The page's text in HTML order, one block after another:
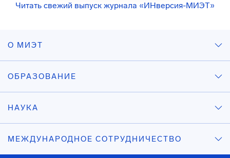
Читать свежий выпуск журнала «ИНверсия-МИЭТ»
О МИЭТ
ОБРАЗОВАНИЕ
НАУКА
МЕЖДУНАРОДНОЕ СОТРУДНИЧЕСТВО